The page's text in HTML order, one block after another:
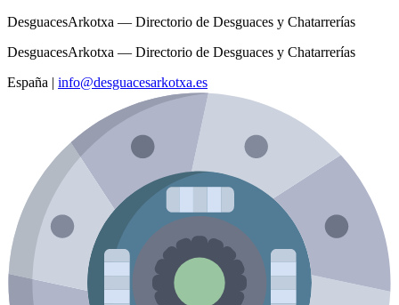
DesguacesArkotxa — Directorio de Desguaces y Chatarrerías
DesguacesArkotxa — Directorio de Desguaces y Chatarrerías
España | info@desguacesarkotxa.es